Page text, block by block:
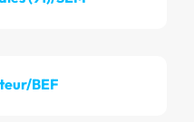
BEF